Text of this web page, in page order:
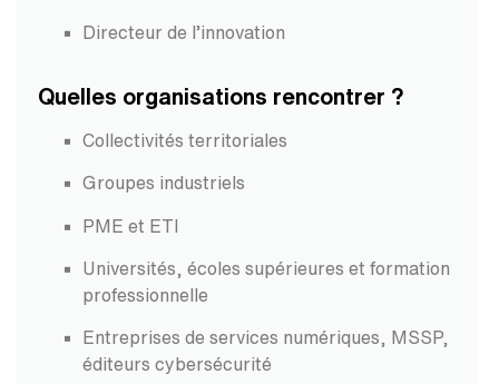
Directeur de l’innovation
Quelles organisations rencontrer ?
Collectivités territoriales
Groupes industriels
PME et ETI
Universités, écoles supérieures et formation
professionnelle
Entreprises de services numériques, MSSP,
éditeurs cybersécurité